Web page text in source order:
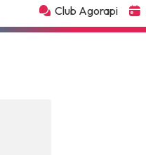
Club Agorapi